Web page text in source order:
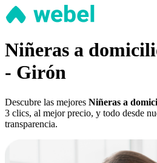
Niñeras a
- Girón
Descubre las mejores Niñeras a
3 clics, al mejor precio, y todo desde
transparencia.